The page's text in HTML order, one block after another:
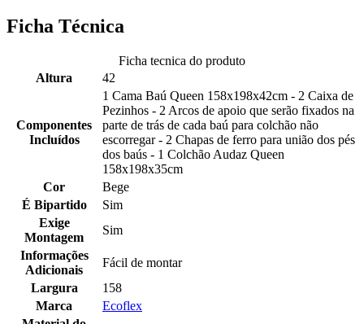
Ficha Técnica
Ficha tecnica do produto
Altura
42
Componentes
Incluídos
1 Cama Baú Queen 158x198x42cm - 2 Caixa de
Pezinhos - 2 Arcos de apoio que serão fixados na
parte de trás de cada baú para colchão não
escorregar - 2 Chapas de ferro para união dos pés
dos baús - 1 Colchão Audaz Queen
158x198x35cm
Cor
Bege
É Bipartido
Sim
Exige
Montagem
Sim
Informações
Adicionais
Fácil de montar
Largura
158
Marca
Ecoflex